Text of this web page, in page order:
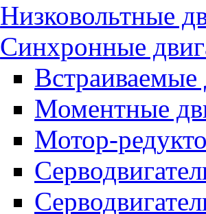
Низковольтные
Синхронные
Встраиваемые
Моментные
Мотор-